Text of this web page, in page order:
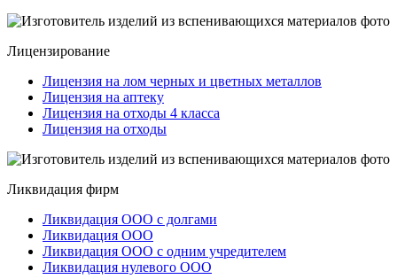
Лицензирование
Лицензия на лом черных и цветных металлов
Лицензия на аптеку
Лицензия на отходы 4 класса
Лицензия на отходы
Ликвидация фирм
Ликвидация ООО с долгами
Ликвидация ООО
Ликвидация ООО с одним учредителем
Ликвидация нулевого ООО